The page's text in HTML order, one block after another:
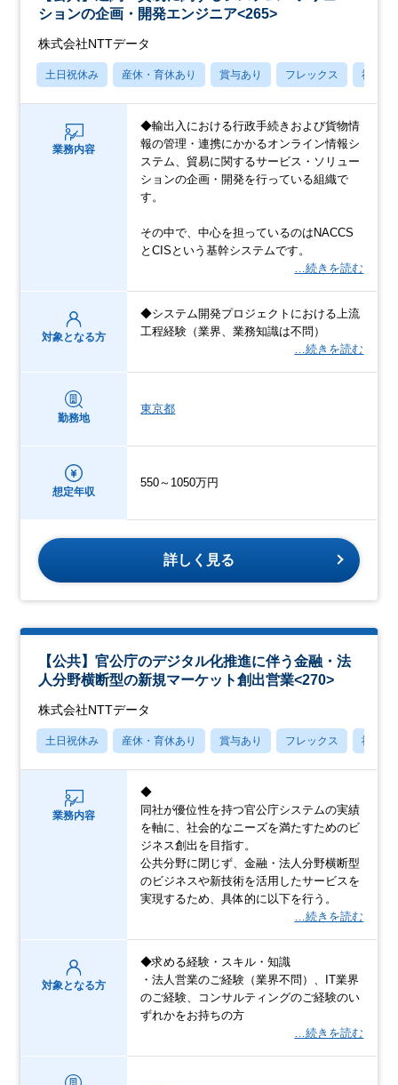
ションの企画・開発エンジニア<265>
株式会社NTTデータ
土日祝休み 産休・育休あり 賞与あり フレックス 社宅・
業務内容
◆輸出入における行政手続きおよび貨物情
報の管理・連携にかかるオンライン情報シ
ステム、貿易に関するサービス・ソリュー
ションの企画・開発を行っている組織で
す。
その中で、中心を担っているのはNACCS
とCISという基幹システムです。
…続きを読む
対象となる方
◆システム開発プロジェクトにおける上流
工程経験（業界、業務知識は不問）
…続きを読む
勤務地
東京都
想定年収
550～1050万円
詳しく見る
【公共】官公庁のデジタル化推進に伴う金融・法
人分野横断型の新規マーケット創出営業<270>
株式会社NTTデータ
土日祝休み 産休・育休あり 賞与あり フレックス 社宅・
業務内容
◆
同社が優位性を持つ官公庁システムの実績
を軸に、社会的なニーズを満たすためのビ
ジネス創出を目指す。
公共分野に閉じず、金融・法人分野横断型
のビジネスや新技術を活用したサービスを
実現するため、具体的に以下を行う。
…続きを読む
対象となる方
◆求める経験・スキル・知識
・法人営業のご経験（業界不問）、IT業界
のご経験、コンサルティングのご経験のい
ずれかをお持ちの方
…続きを読む